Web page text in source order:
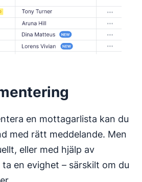
en mottagarlista kan du
med rätt meddelande. Men
eller med hjälp av
en evighet – särskilt om du